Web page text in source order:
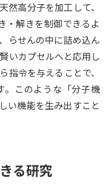
ライブ
資料検索
然高分子を加工して、
・解きを制御できるよ
らせんの中に詰め込ん
いカプセルへと応用し
指令を与えることで、
。このような「分子機
い機能を生み出すこと
る研究